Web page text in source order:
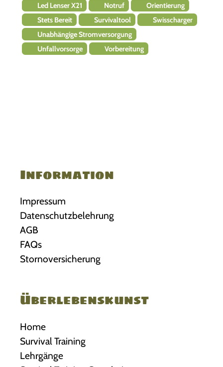
Led Lenser X21
Notruf
Orientierung
Stets Bereit
Survivaltool
Swisscharger
Unabhängige Stromversorgung
Unfallvorsorge
Vorbereitung
Information
Impressum
Datenschutzbelehrung
AGB
FAQs
Stornoversicherung
Überlebenskunst
Home
Survival Training
Lehrgänge